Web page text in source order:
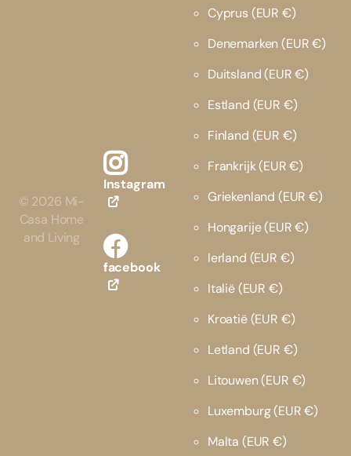
© 2026 Mi-
Casa Home
and Living
Instagram
facebook
Cyprus (EUR €)
Denemarken(EUR €)
Duitsland(EUR €)
Estland (EUR €)
Finland (EUR €)
Frankrijk(EUR €)
Griekenland (EUR €)
Hongarije(EUR €)
Ierland (EUR €)
Italië(EUR €)
Kroatië(EUR €)
Letland (EUR €)
Litouwen(EUR €)
Luxemburg(EUR €)
Malta (EUR €)